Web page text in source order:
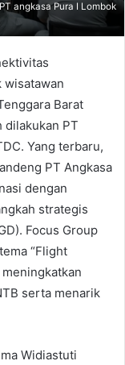
angkasa Pura I Lombok
wisatawan
Barat
dilakukan PT
Yang terbaru,
PT Angkasa
dengan
strategis
Focus Group
“Flight
serta menarik
Widiastuti